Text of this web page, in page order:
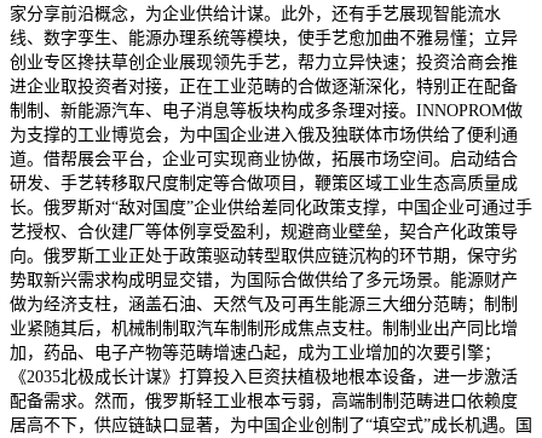
家分享前沿概念，为企业供给计谋。此外，还有手艺展现智能流水
线、数字孪生、能源办理系统等模块，使手艺愈加曲不雅易懂；立异
创业专区搀扶草创企业展现领先手艺，帮力立异快速；投资洽商会推
进企业取投资者对接，正在工业范畴的合做逐渐深化，特别正在配备
制制、新能源汽车、电子消息等板块构成多条理对接。INNOPROM做
为支撑的工业博览会，为中国企业进入俄及独联体市场供给了便利通
道。借帮展会平台，企业可实现商业协做，拓展市场空间。启动结合
研发、手艺转移取尺度制定等合做项目，鞭策区域工业生态高质量成
长。俄罗斯对“敌对国度”企业供给差同化政策支撑，中国企业可通过手
艺授权、合伙建厂等体例享受盈利，规避商业壁垒，契合产化政策导
向。俄罗斯工业正处于政策驱动转型取供应链沉构的环节期，保守劣
势取新兴需求构成明显交错，为国际合做供给了多元场景。能源财产
做为经济支柱，涵盖石油、天然气及可再生能源三大细分范畴；制制
业紧随其后，机械制制取汽车制制形成焦点支柱。制制业出产同比增
加，药品、电子产物等范畴增速凸起，成为工业增加的次要引擎；
《2035北极成长计谋》打算投入巨资扶植极地根本设备，进一步激活
配备需求。然而，俄罗斯轻工业根本亏弱，高端制制范畴进口依赖度
居高不下，供应链缺口显著，为中国企业创制了“填空式”成长机遇。国